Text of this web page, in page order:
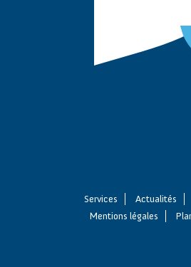
Services Actualités
Mentions légales